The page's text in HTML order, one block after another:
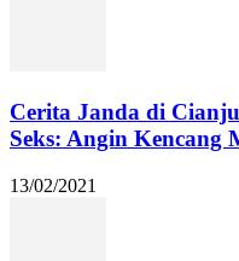
Cerita Janda di
Seks: Angin Kencang
13/02/2021